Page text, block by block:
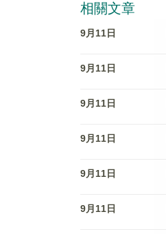
相關文章
9月11日
9月11日
9月11日
9月11日
9月11日
9月11日